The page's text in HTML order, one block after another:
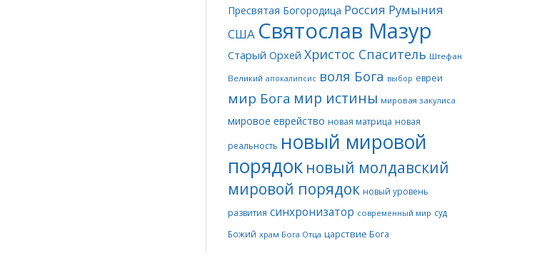
Пресвятая Богородица Россия Румыния
США Святослав Мазур
Старый Орхей Христос Спаситель Штефан
Великий апокалипсис воля Бога выбор евреи
мир Бога мир истины мировая закулиса
мировое еврейство новая матрица новая
реальность новый мировой
порядок новый молдавский
мировой порядок новый уровень
развития синхронизатор современный мир суд
Божий храм Бога Отца царствие Бога